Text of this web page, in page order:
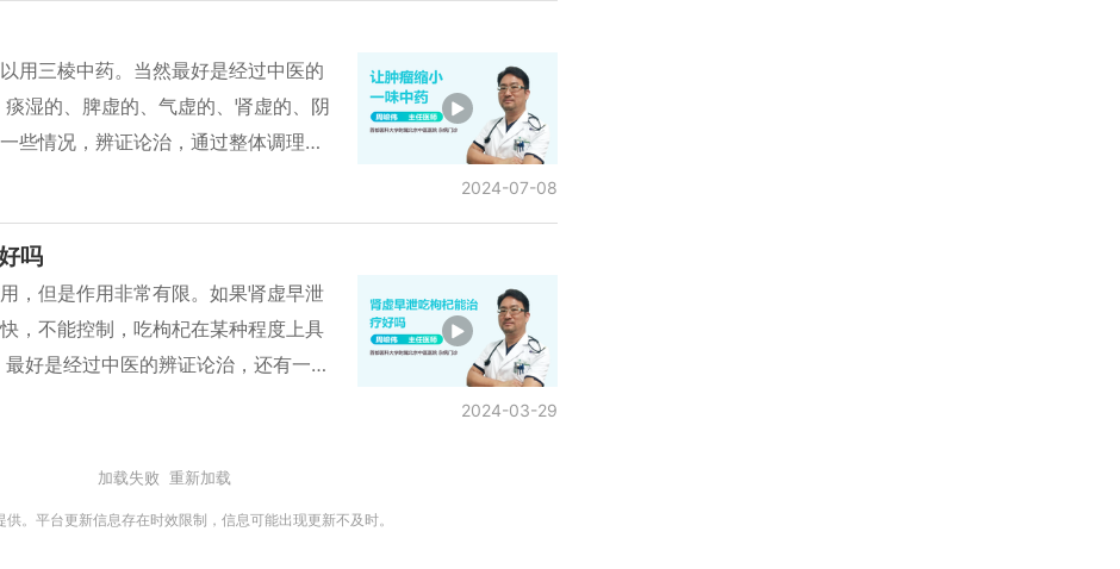
人，如果经过中医辨证有血虚的情
阿胶来补血，而且这样治疗之后对她
用三棱中药。当然最好是经过中医的
湿的、脾虚的、气虚的、肾虚的、阴
些情况，辨证论治，通过整体调理这
瘤的药物也有很多种，比如夏枯草、
所以最好是通过辨证论治来治疗，而
中西医结合治疗，这样效果才能达到
2024-07-08
吗
，但是作用非常有限。如果肾虚早泄
，不能控制，吃枸杞在某种程度上具
好是经过中医的辨证论治，还有一些
头敏感、硬度不好、腰酸腿软、脾气
间过快，所以最好是经过中医的辨证
引起的早泄。 对症治疗效果才能达到
2024-03-29
加载失败 重新加载
。平台更新信息存在时效限制，信息可能出现更新不及时。